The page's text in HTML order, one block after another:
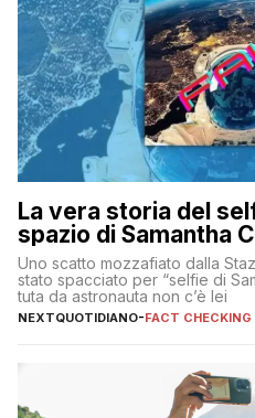
La vera storia del
spazio di Samantha
Uno scatto mozzafiato dalla
stato spacciato per “selfie di
tuta da astronauta non c’è lei
NEXTQUOTIDIANO-FACT CHECKING